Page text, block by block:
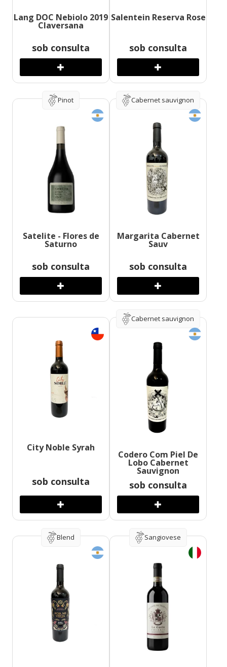
Lang DOC Nebiolo 2019
Claversana
sob consulta
Salentein Reserva Rose
sob consulta
Pinot
Satelite - Flores de
Saturno
sob consulta
Cabernet sauvignon
Margarita Cabernet
Sauv
sob consulta
City Noble Syrah
sob consulta
Cabernet sauvignon
Codero Com Piel De
Lobo Cabernet
Sauvignon
sob consulta
Blend Sangiovese